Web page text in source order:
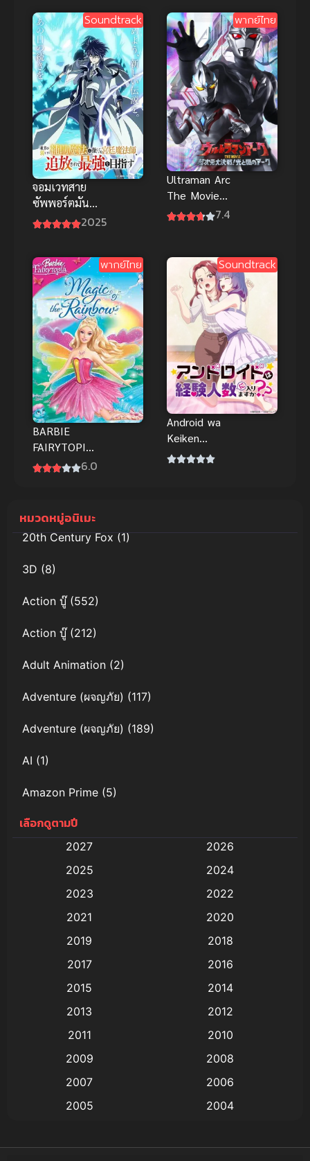
ต่อสู้
Soundtrack
จอมเวทสาย
ซัพพอร์ตมัน
ไม่รุ่ง ภาค 12025
พากย์ไทย
Ultraman Arc
The Movie
The Clash of
7.4
พากย์ไทย
BARBIE
FAIRYTOPIA
MAGIC OF
(2007)
นางฟ้าบาร์บี้
กับเวทมนตร์
พากย์ไทย
6.0
Soundtrack
Android wa
Keiken
Ninzuu ni
ก่อ
หมวดหมู่อนิเมะ
20th Century Fox(1)
3D (8)
Action บู๊(552)
Action บู๊(212)
Adult Animation (2)
Adventure (ผจญภัย) (117)
Adventure (ผจญภัย) (189)
AI (1)
Amazon Prime (5)
Anal (ประตูหลัง)
Animation การ์ตูน
Animation อนิเมะ
Animation แอนิเมชัน
(9)
Big tits (นมใหญ่)
Bitch (ผู้หญิงร่าน)
เลือกดูตามปี
2027
2026
2025
2024
2023
2022
2021
2020
2019
2018
2017
2016
2015
2014
2013
2012
2011
2010
2009
2008
2007
2006
2005
2004